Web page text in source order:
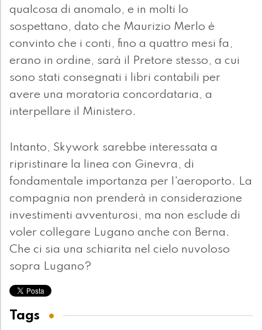
qualcosa di anomalo, e in molti lo
sospettano, dato che Maurizio Merlo è
convinto che i conti, fino a quattro mesi fa,
erano in ordine, sarà il Pretore stesso, a cui
sono stati consegnati i libri contabili per
avere una moratoria concordataria, a
interpellare il Ministero.
Intanto, Skywork sarebbe interessata a
ripristinare la linea con Ginevra, di
fondamentale importanza per l'aeroporto. La
compagnia non prenderà in considerazione
investimenti avventurosi, ma non esclude di
voler collegare Lugano anche con Berna.
Che ci sia una schiarita nel cielo nuvoloso
sopra Lugano?
Tags